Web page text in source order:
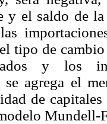
y el saldo de
tipo de
y los
se agrega el
de